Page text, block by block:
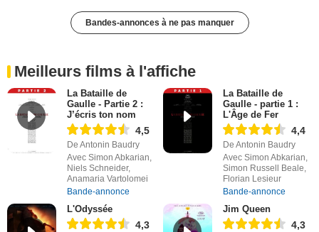
Bandes-annonces à ne pas manquer
Meilleurs films à l'affiche
La Bataille de
Gaulle - Partie 2 :
J’écris ton nom
4,5
De Antonin Baudry
Avec Simon Abkarian,
Niels Schneider,
Anamaria Vartolomei
Bande-annonce
La Bataille de
Gaulle - partie 1 :
L'Âge de Fer
4,4
De Antonin Baudry
Avec Simon Abkarian,
Simon Russell Beale,
Florian Lesieur
Bande-annonce
L'Odyssée
4,3
Jim Queen
4,3